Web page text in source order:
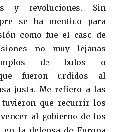
y revoluciones. Sin
se ha mentido para
como fue el caso de
no muy lejanas
de bulos o
que fueron urdidos al
justa. Me refiero a las
tuvieron que recurrir los
al gobierno de los